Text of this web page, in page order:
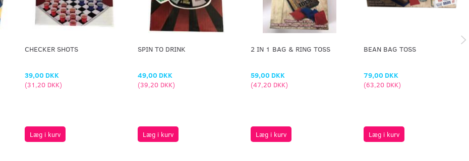
CHECKER SHOTS
39,00 DKK
(31,20 DKK)
Læg i kurv
SPIN TO DRINK
49,00 DKK
(39,20 DKK)
Læg i kurv
2 IN 1 BAG & RING TOSS
59,00 DKK
(47,20 DKK)
Læg i kurv
BEAN BAG TOSS
79,00 DKK
(63,20 DKK)
Læg i kurv